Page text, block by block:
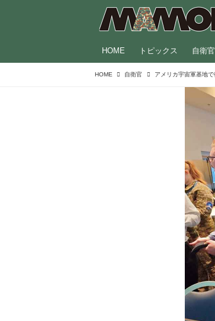
HOME トピックス 自衛官
HOME 自衛官